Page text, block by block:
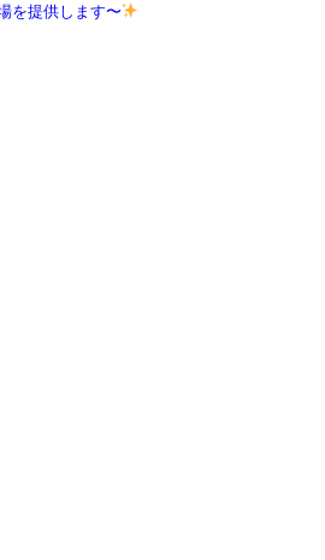
を提供します〜